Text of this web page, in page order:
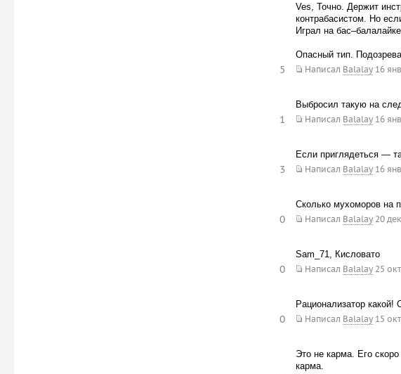
Ves, Точно. Держит
контрабасистом. Но
Играл на
Опасный тип.
Написал Balalay 16
5
Выбросил такую на
Написал Balalay 16
1
Если приглядеться —
Написал Balalay 16
3
Сколько мухоморов на
Написал Balalay 20
0
Sam_71, Кисловато
Написал Balalay 25
0
Рационализатор
Написал Balalay 15
0
Это не карма. Его
карма.